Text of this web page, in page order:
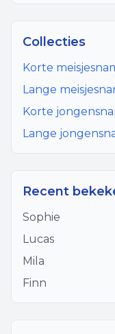
Collecties
Korte
Lange
Korte
Lange
Recent
Sophie
Lucas
Mila
Finn